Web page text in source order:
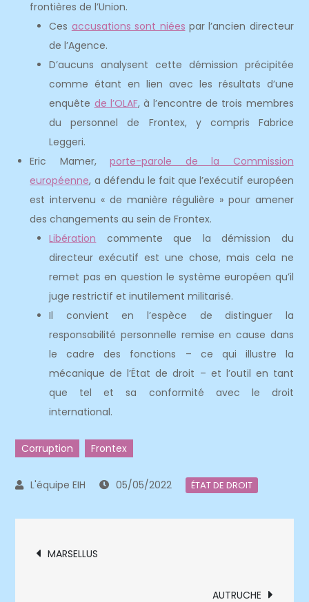
frontières de l’Union.
Ces accusations sont niées par l’ancien directeur
de l’Agence.
D’aucuns analysent cette démission précipitée
comme étant en lien avec les résultats d’une
enquête de l’OLAF, à l’encontre de trois membres
du personnel de Frontex, y compris Fabrice
Leggeri.
Eric Mamer,porte-parole de la Commission
européenne, a défendu le fait que l’exécutif européen
est intervenu « de manière régulière » pour amener
des changements au sein de Frontex.
Libération commente que la démission du
directeur exécutif est une chose, mais cela ne
remet pas en question le système européen qu’il
juge restrictif et inutilement militarisé.
Il convient en l’espèce de distinguer la
responsabilité personnelle remise en cause dans
le cadre des fonctions – ce qui illustre la
mécanique de l’État de droit – et l’outil en tant
que tel et sa conformité avec le droit
international.
Corruption Frontex
05/05/2022 ÉTAT DE DROIT
Navigation
MARSELLUS
AUTRUCHE